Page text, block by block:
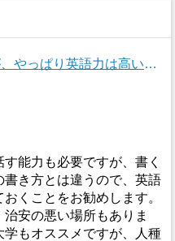
大学留学がしたいのですが、やっぱり英語力は高い方が良いのでしょうか? なるべく費用がかからなくて治安の良いとこにある大学を教えてほしい。
能力も必要ですが、書く
き方とは違うので、英語
くことをお勧めします。
安の悪い場所もありま
もオススメですが、人種